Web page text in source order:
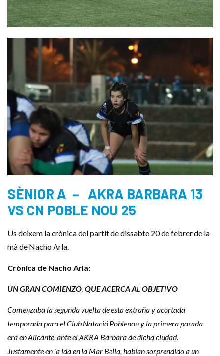
SÈNIOR A – AKRA BARBARA 13
VS CN POBLE NOU 25
Us deixem la crònica del partit de dissabte 20 de febrer de la
mà de Nacho Arla.
Crònica de Nacho Arla:
UN GRAN COMIENZO, QUE ACERCA AL OBJETIVO
Comenzaba la segunda vuelta de esta extraña y acortada
temporada para el Club Natació Poblenou y la primera parada
era en Alicante, ante el AKRA Bárbara de dicha ciudad.
Justamente en la ida en la Mar Bella, habían sorprendido a un